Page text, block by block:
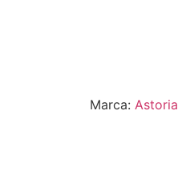
Marca: Astoria